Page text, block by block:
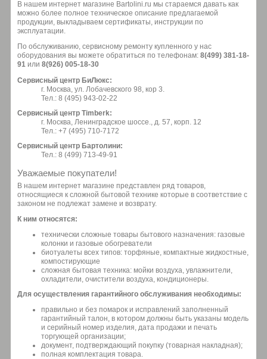
В нашем интернет магазине Bartolini.ru мы стараемся давать как
можно более полное техническое описание предлагаемой
продукции, выкладываем сертификаты, инструкции по
эксплуатации.
По обслуживанию, сервисному ремонту купленного у нас
оборудования вы можете обратиться по телефонам: 8(499) 381-18-
91 или 8(926) 005-18-30
Сервисный центр БиЛюкс:
г. Москва, ул. Лобачевского 98, кор 3.
Тел.: 8 (495) 943-02-22
Сервисный центр Timberk:
г. Москва, Ленинградское шоссе., д. 57, корп. 12
Тел.: +7 (495) 710-7172
Сервисный центр Бартолини:
Тел.: 8 (499) 713-49-91
Уважаемые покупатели!
В нашем интернет магазине представлен ряд товаров,
относящиеся к сложной бытовой технике которые в соответствие с
законом не подлежат замене и возврату.
К ним относятся:
технически сложные товары бытового назначения: газовые
колонки и газовые обогреватели
биотуалеты всех типов: торфяные, компактные жидкостные,
компостирующие
сложная бытовая техника: мойки воздуха, увлажнители,
охладители, очистители воздуха, кондиционеры.
Для осуществления гарантийного обслуживания необходимы:
правильно и без помарок и исправлений заполненный
гарантийный талон, в котором должны быть указаны модель
и серийный номер изделия, дата продажи и печать
торгующей организации;
документ, подтверждающий покупку (товарная накладная);
полная комплектация товара.